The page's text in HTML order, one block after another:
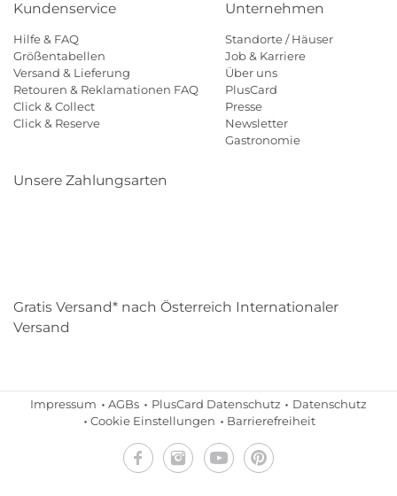
Kundenservice
Hilfe & FAQ
Größentabellen
Versand & Lieferung
Retouren & Reklamationen FAQ
Click & Collect
Click & Reserve
Unternehmen
Standorte / Häuser
Job & Karriere
Über uns
PlusCard
Presse
Newsletter
Gastronomie
Unsere Zahlungsarten
Gratis Versand* nach Österreich Internationaler
Versand
Impressum AGBs PlusCard Datenschutz
Datenschutz
Cookie Einstellungen
Barrierefreiheit